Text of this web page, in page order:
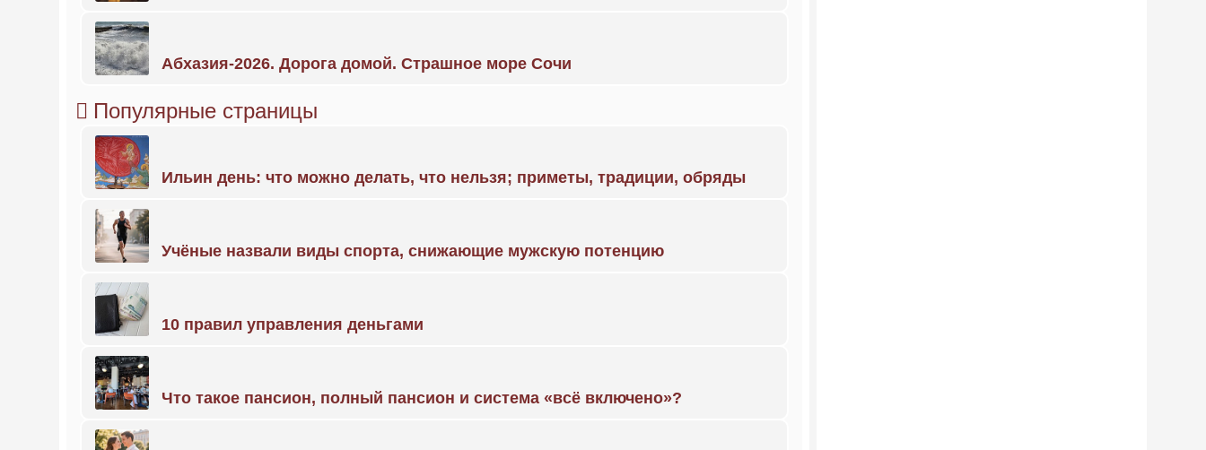
Абхазия-2026. Дорога домой. Страшное море Сочи
Популярные страницы
Ильин день: что можно делать, что нельзя; приметы, традиции, обряды
Учёные назвали виды спорта, снижающие мужскую потенцию
10 правил управления деньгами
Что такое пансион, полный пансион и система «всё включено»?